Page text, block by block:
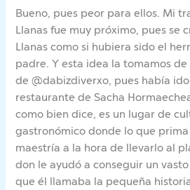
Bueno, pues peor para ellos. Mi
Llanas fue muy próximo, pues se
Llanas como si hubiera sido el
padre. Y esta idea la tomamos
de @dabizdiverxo, pues había
restaurante de Sacha
como bien dice, es un lugar de
gastronómico donde lo que
maestría a la hora de llevarlo al
don le ayudó a conseguir un
que él llamaba la pequeña